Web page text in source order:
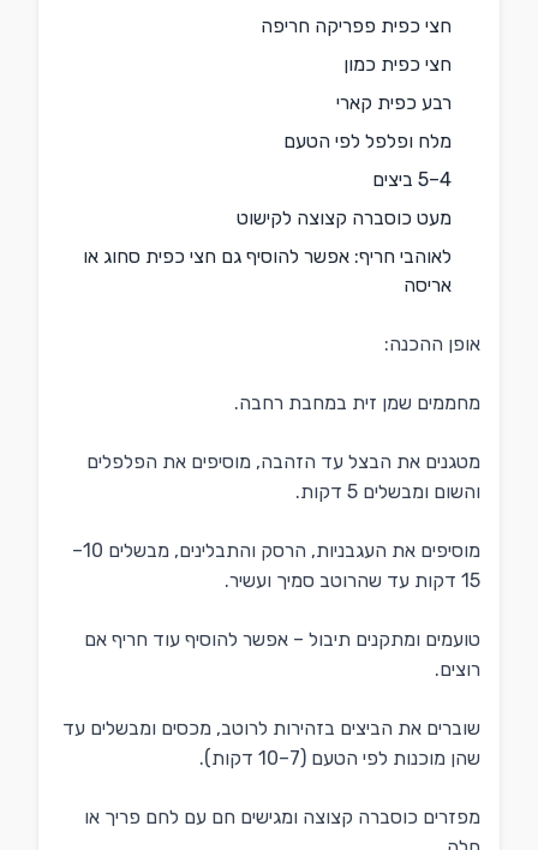
חצי כפית פפריקה חריפה
חצי כפית כמון
רבע כפית קארי
מלח ופלפל לפי הטעם
4–5 ביצים
מעט כוסברה קצוצה לקישוט
לאוהבי חריף: אפשר להוסיף גם חצי כפית סחוג או
אריסה
אופן ההכנה:
מחממים שמן זית במחבת רחבה.
מטגנים את הבצל עד הזהבה, מוסיפים את הפלפלים
והשום ומבשלים 5 דקות.
מוסיפים את העגבניות, הרסק והתבלינים, מבשלים 10–
15 דקות עד שהרוטב סמיך ועשיר.
טועמים ומתקנים תיבול – אפשר להוסיף עוד חריף אם
רוצים.
שוברים את הביצים בזהירות לרוטב, מכסים ומבשלים עד
שהן מוכנות לפי הטעם (7–10 דקות).
מפזרים כוסברה קצוצה ומגישים חם עם לחם פריך או